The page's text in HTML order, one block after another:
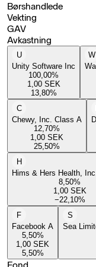
Børshandlede
Vekting
GAV
Avkastning
U
Unity Software Inc
100,00%
1,00 SEK
13,80%
W
C
Chewy, Inc. Class A
12,70%
1,00 SEK
25,50%
H
Hims & Hers Health,
8,50%
1,00 SEK
−22,10%
F
Facebook A
5,50%
1,00 SEK
5,50%
S
Sea